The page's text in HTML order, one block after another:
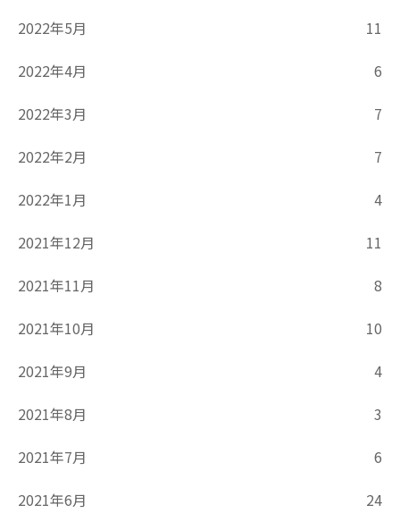
2022年5月
11
2022年4月
6
2022年3月
7
2022年2月
7
2022年1月
4
2021年12月
11
2021年11月
8
2021年10月
10
2021年9月
4
2021年8月
3
2021年7月
6
2021年6月
24